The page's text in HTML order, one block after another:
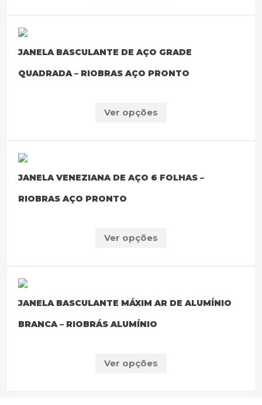
JANELA BASCULANTE DE AÇO GRADE
QUADRADA – RIOBRAS AÇO PRONTO
Ver opções
JANELA VENEZIANA DE AÇO 6 FOLHAS –
RIOBRAS AÇO PRONTO
Ver opções
JANELA BASCULANTE MÁXIM AR DE ALUMÍNIO
BRANCA – RIOBRÁS ALUMÍNIO
Ver opções